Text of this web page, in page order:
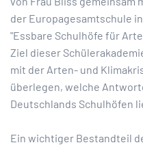
der Europagesamtschule
"Essbare Schulhöfe für
Ziel dieser
mit der Arten- und
überlegen, welche
Deutschlands Schulhöfen
Ein wichtiger Bestandteil